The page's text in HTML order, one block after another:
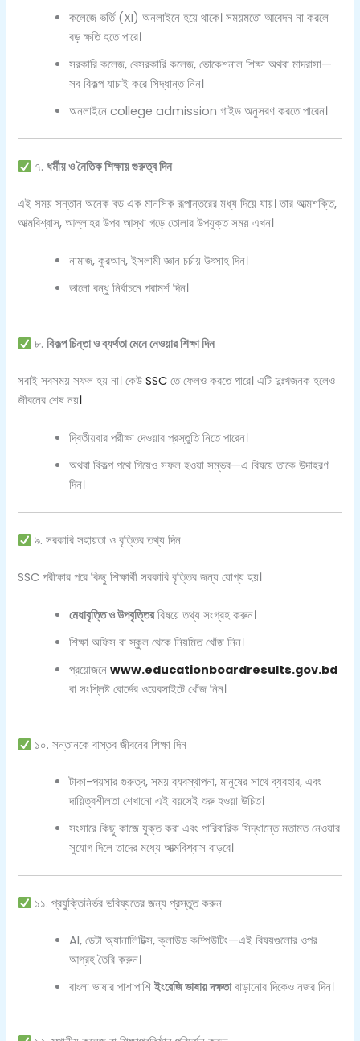
কলেজে ভর্তি (XI) অনলাইনে হয়ে থাকে। সময়মতো আবেদন না করলে
বড় ক্ষতি হতে পারে।
সরকারি কলেজ, বেসরকারি কলেজ, ভোকেশনাল শিক্ষা অথবা মাদরাসা—
সব বিকল্প যাচাই করে সিদ্ধান্ত নিন।
অনলাইনে college admission গাইড অনুসরণ করতে পারেন।
৭.ধর্মীয় ও নৈতিক শিক্ষায় গুরুত্ব দিন
এই সময় সন্তান অনেক বড় এক মানসিক রূপান্তরের মধ্য দিয়ে যায়। তার আত্মশক্তি,
আত্মবিশ্বাস, আল্লাহর উপর আস্থা গড়ে তোলার উপযুক্ত সময় এখন।
নামাজ, কুরআন, ইসলামী জ্ঞান চর্চায় উৎসাহ দিন।
ভালো বন্ধু নির্বাচনে পরামর্শ দিন।
৮.বিকল্প চিন্তা ও ব্যর্থতা মেনে নেওয়ার শিক্ষা দিন
সবাই সবসময় সফল হয় না। কেউSSC তে ফেলও করতে পারে। এটি দুঃখজনক হলেও
জীবনের শেষ নয়।
দ্বিতীয়বার পরীক্ষা দেওয়ার প্রস্তুতি নিতে পারেন।
অথবা বিকল্প পথে গিয়েও সফল হওয়া সম্ভব—এ বিষয়ে তাকে উদাহরণ
দিন।
৯. সরকারি সহায়তা ও বৃত্তির তথ্য দিন
SSC পরীক্ষার পরে কিছু শিক্ষার্থী সরকারি বৃত্তির জন্য যোগ্য হয়।
মেধাবৃত্তি ও উপবৃত্তিরবিষয়ে তথ্য সংগ্রহ করুন।
শিক্ষা অফিস বা স্কুল থেকে নিয়মিত খোঁজ নিন।
প্রয়োজনেwww.educationboardresults.gov.bd
বা সংশ্লিষ্ট বোর্ডের ওয়েবসাইটে খোঁজ নিন।
১০. সন্তানকে বাস্তব জীবনের শিক্ষা দিন
টাকা-পয়সার গুরুত্ব, সময় ব্যবস্থাপনা, মানুষের সাথে ব্যবহার, এবং
দায়িত্বশীলতা শেখানো এই বয়সেই শুরু হওয়া উচিত।
সংসারে কিছু কাজে যুক্ত করা এবং পারিবারিক সিদ্ধান্তে মতামত নেওয়ার
সুযোগ দিলে তাদের মধ্যে আত্মবিশ্বাস বাড়বে।
১১. প্রযুক্তিনির্ভর ভবিষ্যতের জন্য প্রস্তুত করুন
AI, ডেটা অ্যানালিটিক্স, ক্লাউড কম্পিউটিং—এই বিষয়গুলোর ওপর
আগ্রহ তৈরি করুন।
বাংলা ভাষার পাশাপাশিইংরেজি ভাষায় দক্ষতাবাড়ানোর দিকেও নজর দিন।